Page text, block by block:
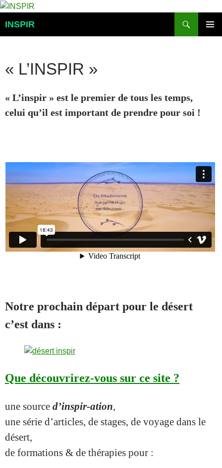
Aller
contenu
INSPIR
« L’INSPIR »
« L’inspir » est le premier de tous les temps,
celui qu’il est important de prendre pour soi !
Notre prochain départ pour le désert
c’est dans :
Que découvrirez-vous sur ce site ?
une source d’inspir-ation,
une série d’articles, de stages, de voyage dans le
désert,
de formations & de thérapies pour :